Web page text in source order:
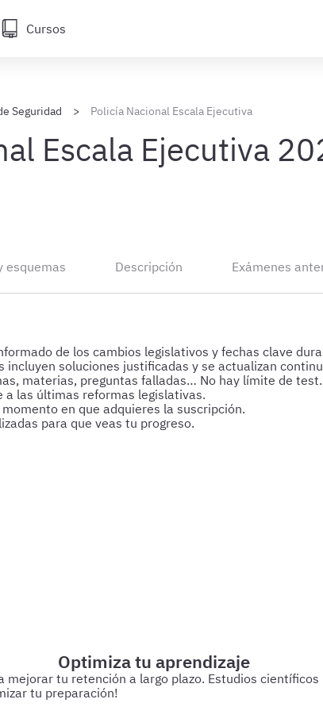
Cursos
Seguridad Policía Nacional Escala Ejecutiva
Escala Ejecutiva
esquemas Descripción Exámenes
de los cambios legislativos y fechas clave
incluyen soluciones justificadas y se actualizan
materias, preguntas falladas… No hay límite de test.
a las últimas reformas legislativas.
en que adquieres la suscripción.
para que veas tu progreso.
Optimiza tu aprendizaje
tu retención a largo plazo. Estudios
tu preparación!